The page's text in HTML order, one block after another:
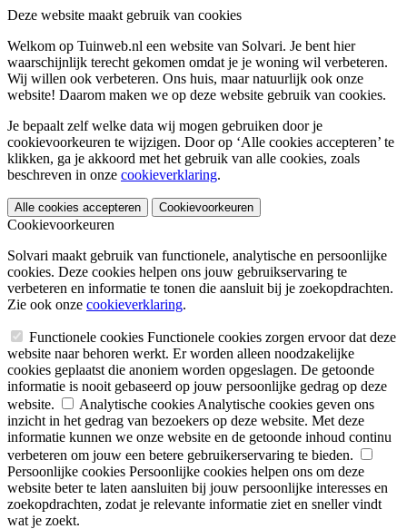
Deze website maakt gebruik van cookies
Welkom op Tuinweb.nl een website van Solvari. Je bent hier
waarschijnlijk terecht gekomen omdat je je woning wil verbeteren.
Wij willen ook verbeteren. Ons huis, maar natuurlijk ook onze
website! Daarom maken we op deze website gebruik van cookies.
Je bepaalt zelf welke data wij mogen gebruiken door je
cookievoorkeuren te wijzigen. Door op ‘Alle cookies accepteren’ te
klikken, ga je akkoord met het gebruik van alle cookies, zoals
beschreven in onze cookieverklaring.
Alle cookies accepteren Cookievoorkeuren
Cookievoorkeuren
Solvari maakt gebruik van functionele, analytische en persoonlijke
cookies. Deze cookies helpen ons jouw gebruikservaring te
verbeteren en informatie te tonen die aansluit bij je zoekopdrachten.
Zie ook onze cookieverklaring.
Functionele cookies Functionele cookies zorgen ervoor dat deze
website naar behoren werkt. Er worden alleen noodzakelijke
cookies geplaatst die anoniem worden opgeslagen. De getoonde
informatie is nooit gebaseerd op jouw persoonlijke gedrag op deze
website.
Analytische cookies Analytische cookies geven ons
inzicht in het gedrag van bezoekers op deze website. Met deze
informatie kunnen we onze website en de getoonde inhoud continu
verbeteren om jouw een betere gebruikerservaring te bieden.
Persoonlijke cookies Persoonlijke cookies helpen ons om deze
website beter te laten aansluiten bij jouw persoonlijke interesses en
zoekopdrachten, zodat je relevante informatie ziet en sneller vindt
wat je zoekt.